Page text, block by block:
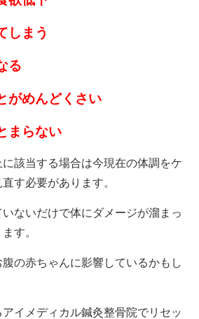
まう
る
めんどくさい
らない
該当する場合は今現在の体調をケ
す必要があります。
ないだけで体にダメージが溜まっ
す。
の赤ちゃんに影響しているかもし
イメディカル鍼灸整骨院でリセッ